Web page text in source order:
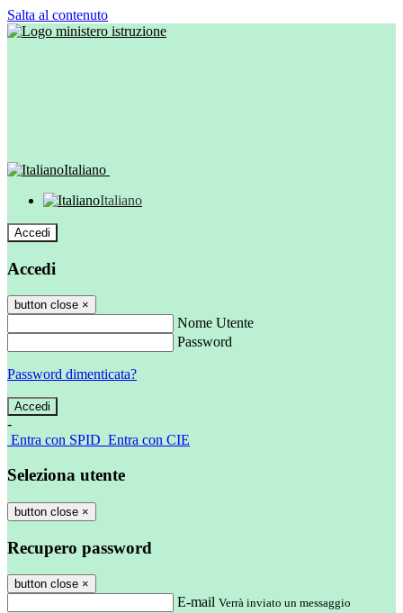
Salta al contenuto
Italiano
Italiano
Accedi
Accedi
button close ×
Nome Utente
Password
Password dimenticata?
-
Entra con SPID Entra con CIE
Seleziona utente
button close ×
Recupero password
button close ×
E-mail Verrà inviato un messaggio